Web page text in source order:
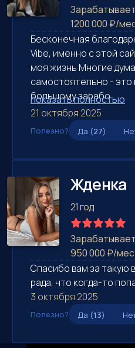
1200 000 ₽/
Бесконечная
Vibe, именно с этой
моя жизнь Многие
самостоятельно - это
большому зарабо...
показать полностью
21 октября 2025
Полезно? Да (27)
Жденка
21 год
950 000 ₽/мес
Спасибо вам за такую
рада, что когда-то
3 октября 2025
Полезно? Да (13)